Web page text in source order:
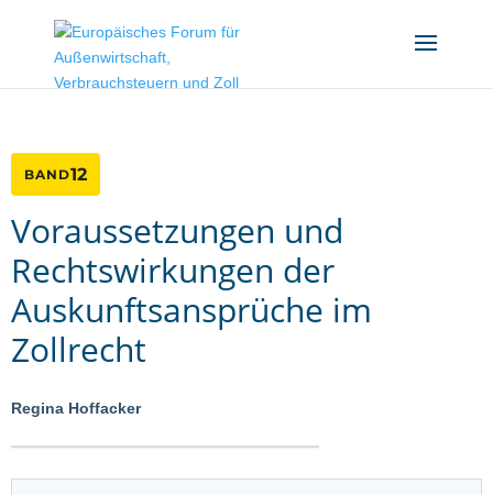
BAND12
Voraussetzungen und
Rechtswirkungen der
Auskunftsansprüche im
Zollrecht
Regina Hoffacker